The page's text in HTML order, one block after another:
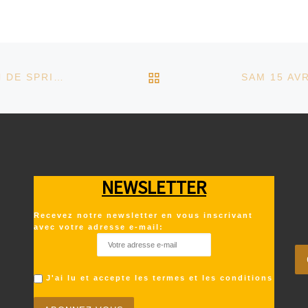
RETOUR À LA LISTE
NEWSLETTER
Recevez notre newsletter en vous inscrivant
avec votre adresse e-mail:
J'ai lu et accepte les termes et les conditions